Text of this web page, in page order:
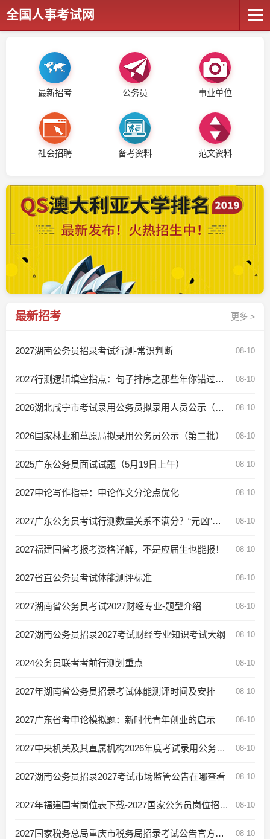
全国人事考试网
最新招考 公务员 事业单位
社会招聘 备考资料 范文资料
最新招考 更多 >
2027湖南公务员招录考试行测-常识判断 08-10
2027行测逻辑填空指点：句子排序之那些年你错过的“重复词” 08-10
2026湖北咸宁市考试录用公务员拟录用人员公示（第一批） 08-10
2026国家林业和草原局拟录用公务员公示（第二批） 08-10
2025广东公务员面试试题（5月19日上午） 08-10
2027申论写作指导：申论作文分论点优化 08-10
2027广东公务员考试行测数量关系不满分？“元凶”在这里 08-10
2027福建国省考报考资格详解，不是应届生也能报！ 08-10
2027省直公务员考试体能测评标准 08-10
2027湖南省公务员考试2027财经专业-题型介绍 08-10
2027湖南公务员招录2027考试财经专业知识考试大纲 08-10
2024公务员联考考前行测划重点 08-10
2027年湖南省公务员招录考试体能测评时间及安排 08-10
2027广东省考申论模拟题：新时代青年创业的启示 08-10
2027中央机关及其直属机构2026年度考试录用公务员笔试南平考区温馨提示 08-10
2027湖南公务员招录2027考试市场监管公告在哪查看 08-10
2027年福建国考岗位表下载-2027国家公务员岗位招录表 08-10
2027国家税务总局重庆市税务局招录考试公告官方查询入口 08-10